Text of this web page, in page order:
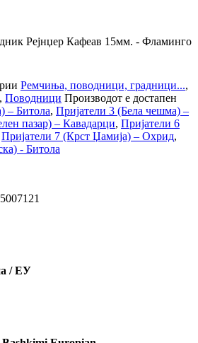
Рејнџер Кафеав 15мм. - Фламинго
Ремчиња, поводници, градници...,
, Поводници Производот е достапен
– Битола, Пријатели 3 (Бела чешма) –
пазар) – Кавадарци, Пријатели 6
Пријатели 7 (Крст Џамија) – Охрид,
- Битола
/ ЕУ